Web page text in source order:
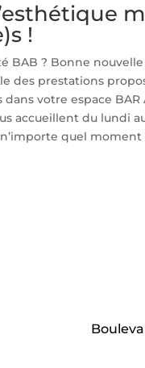
!
BAB ? Bonne
des prestations
votre espace BAR
accueillent du lundi
quel moment